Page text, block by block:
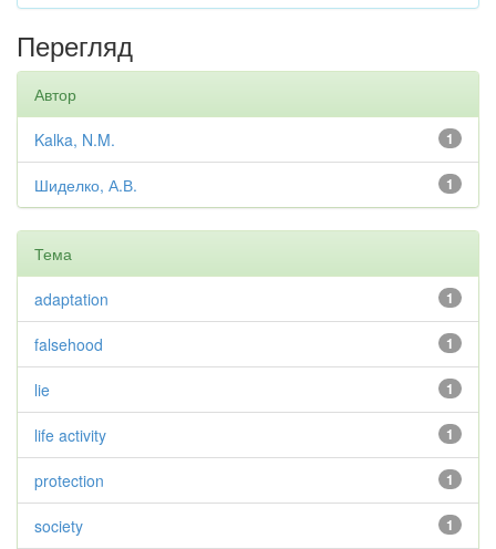
Перегляд
Автор
1
Kalka, N.M.
1
Шиделко, А.В.
Тема
1
adaptation
1
falsehood
1
lie
1
life activity
1
protection
1
society